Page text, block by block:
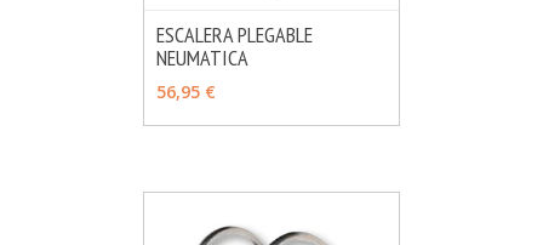
AÑADIR
ESCALERA PLEGABLE
NEUMATICA
56,95 €